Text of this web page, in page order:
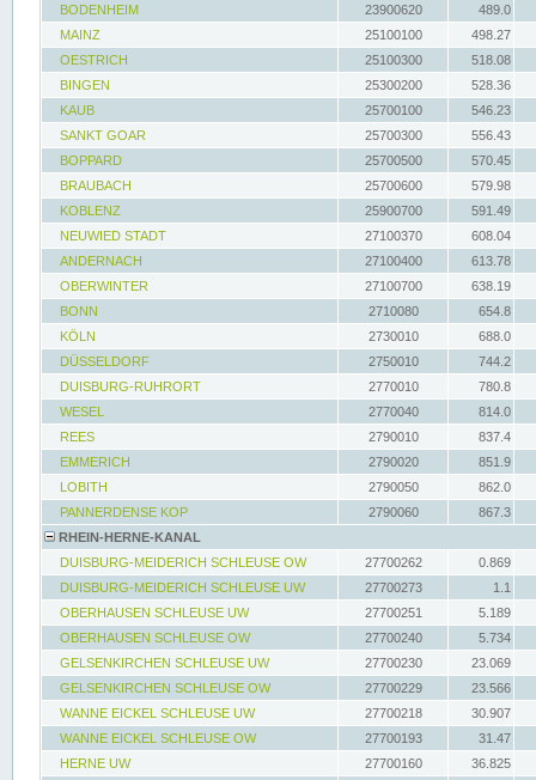
BODENHEIM
23900620
489.0
MAINZ
25100100
498.27
OESTRICH
25100300
518.08
BINGEN
25300200
528.36
KAUB
25700100
546.23
SANKT GOAR
25700300
556.43
BOPPARD
25700500
570.45
BRAUBACH
25700600
579.98
KOBLENZ
25900700
591.49
NEUWIED STADT
27100370
608.04
ANDERNACH
27100400
613.78
OBERWINTER
27100700
638.19
BONN
2710080
654.8
KÖLN
2730010
688.0
DÜSSELDORF
2750010
744.2
DUISBURG-RUHRORT
2770010
780.8
WESEL
2770040
814.0
REES
2790010
837.4
EMMERICH
2790020
851.9
LOBITH
2790050
862.0
PANNERDENSE KOP
2790060
867.3
RHEIN-HERNE-KANAL
DUISBURG-MEIDERICH SCHLEUSE OW
27700262
0.869
DUISBURG-MEIDERICH SCHLEUSE UW
27700273
1.1
OBERHAUSEN SCHLEUSE UW
27700251
5.189
OBERHAUSEN SCHLEUSE OW
27700240
5.734
GELSENKIRCHEN SCHLEUSE UW
27700230
23.069
GELSENKIRCHEN SCHLEUSE OW
27700229
23.566
WANNE EICKEL SCHLEUSE UW
27700218
30.907
WANNE EICKEL SCHLEUSE OW
27700193
31.47
HERNE UW
27700160
36.825